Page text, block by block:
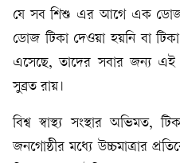
যে সব শিশু এর আগে এক ডোজ
ডোজ টিকা দেওয়া হয়নি বা
এসেছে, তাদের সবার জন্য এই
সুব্রত রায়।
বিশ্ব স্বাস্থ্য সংস্থার অভিমত,
জনগোষ্ঠীর মধ্যে উচ্চমাত্রার